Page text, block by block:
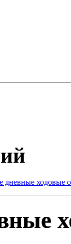
дневные ходовые